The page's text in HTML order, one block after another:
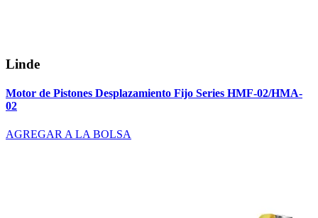
Linde
Motor de Pistones Desplazamiento Fijo Series HMF-02/HMA-
02
AGREGAR A LA BOLSA